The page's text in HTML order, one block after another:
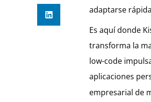
adaptarse
Es aquí donde
transforma la
low-code
aplicaciones
empresarial de